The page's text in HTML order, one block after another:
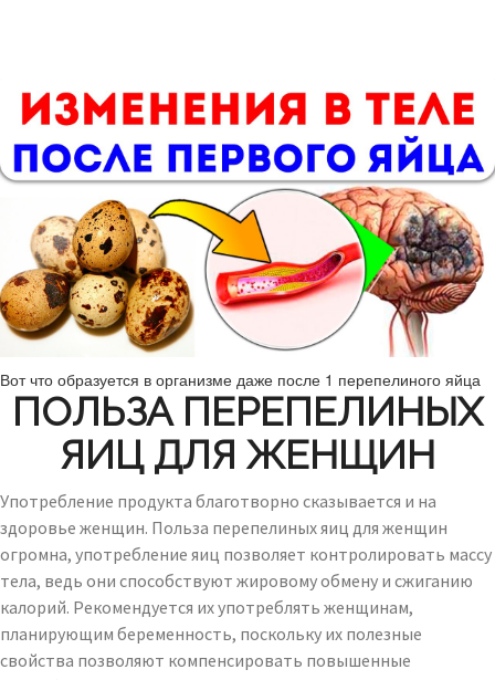
Вот что образуется в организме даже после 1 перепелиного яйца
ПОЛЬЗА ПЕРЕПЕЛИНЫХ
ЯИЦ ДЛЯ ЖЕНЩИН
Употребление продукта благотворно сказывается и на
здоровье женщин. Польза перепелиных яиц для женщин
огромна, употребление яиц позволяет контролировать массу
тела, ведь они способствуют жировому обмену и сжиганию
калорий. Рекомендуется их употреблять женщинам,
планирующим беременность, поскольку их полезные
свойства позволяют компенсировать повышенные